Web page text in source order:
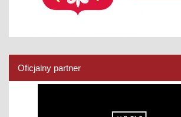
Oficjalny partner